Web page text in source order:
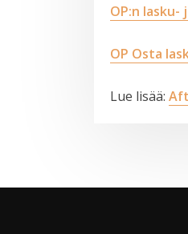
OP:n lasku-
OP Osta
Lue lisää: